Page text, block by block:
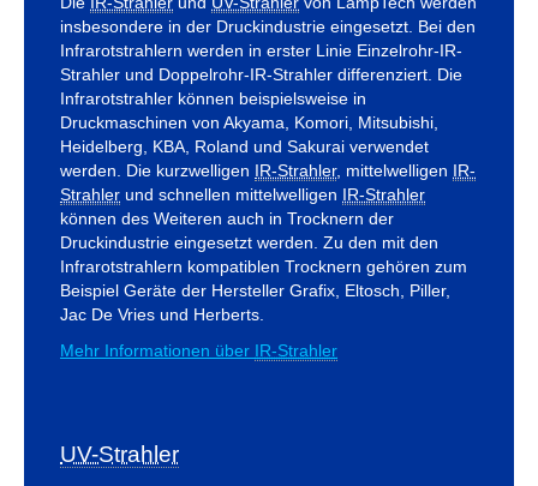
insbesondere in der Druckindustrie eingesetzt. Bei den
Infrarotstrahlern werden in erster Linie Einzelrohr-IR-
Strahler und Doppelrohr-IR-Strahler differenziert. Die
Infrarotstrahler können beispielsweise in
Druckmaschinen von Akyama, Komori, Mitsubishi,
Heidelberg, KBA, Roland und Sakurai verwendet
werden. Die kurzwelligen IR-Strahler, mittelwelligen IR-
Strahler und schnellen mittelwelligen IR-Strahler
können des Weiteren auch in Trocknern der
Druckindustrie eingesetzt werden. Zu den mit den
Infrarotstrahlern kompatiblen Trocknern gehören zum
Beispiel Geräte der Hersteller Grafix, Eltosch, Piller,
Jac De Vries und Herberts.
Mehr Informationen über IR-Strahler
UV-Strahler